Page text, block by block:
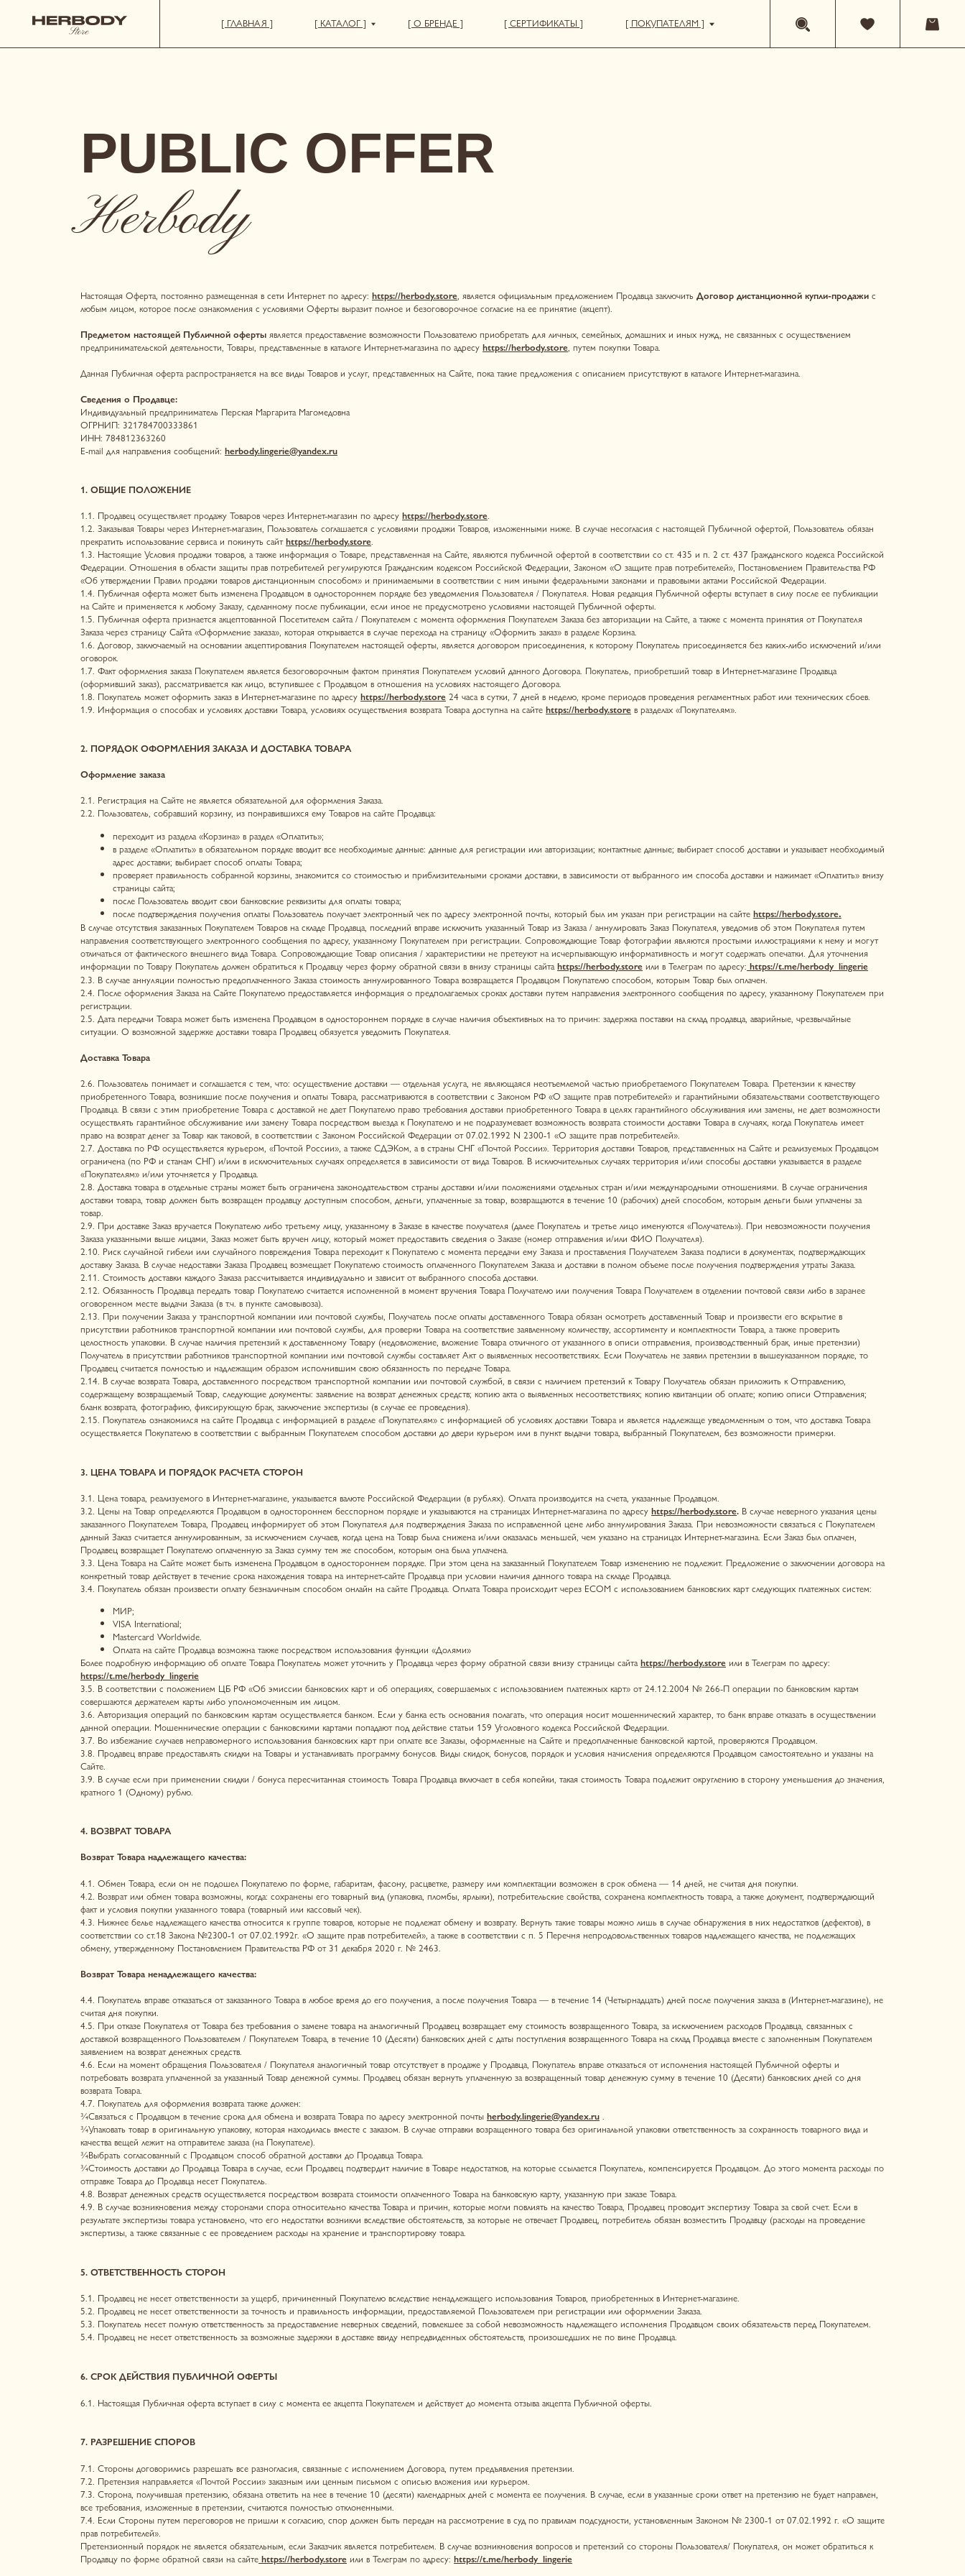
[ ГЛАВНАЯ ] [ О БРЕНДЕ ]
[ КАТАЛОГ ] [ ПОКУПАТЕЛЯМ ]
[ СЕРТИФИКАТЫ ]
Предметом настоящей Публичной офертыявляется предоставление возможности Пользователю приобретать для личных, семейных, домашних и иных нужд, не связанных с осуществлением
предпринимательской деятельности, Товары, представленные в каталоге Интернет-магазина по адресуhttps://herbody.store, путем покупки Товара.
Данная Публичная оферта распространяется на все виды Товаров и услуг, представленных на Сайте, пока такие предложения с описанием присутствуют в каталоге Интернет-магазина.
Сведения о Продавце:
Индивидуальный предприниматель Перская Маргарита Магомедовна
ОГРНИП: 321784700333861
E-mail для направления сообщений:
1. ОБЩИЕ ПОЛОЖЕНИЕ
1.1. Продавец осуществляет продажу Товаров через Интернет-магазин по адресу
1.3. Настоящие Условия продажи товаров, а также информация о Товаре, представленная на Сайте, являются публичной офертой в соответствии со ст. 435 и п. 2 ст. 437 Гражданского кодекса Российской
«Об утверждении Правил продажи товаров дистанционным способом» и принимаемыми в соответствии с ним иными федеральными законами и правовыми актами Российской Федерации.
1.4. Публичная оферта может быть изменена Продавцом в одностороннем порядке без уведомления Пользователя / Покупателя. Новая редакция Публичной оферты вступает в силу после ее публикации
на Сайте и применяется к любому Заказу, сделанному после публикации, если иное не предусмотрено условиями настоящей Публичной оферты.
1.5. Публичная оферта признается акцептованной Посетителем сайта / Покупателем с момента оформления Покупателем Заказа без авторизации на Сайте, а также с момента принятия от Покупателя
Заказа через страницу Сайта «Оформление заказа», которая открывается в случае перехода на страницу «Оформить заказ» в разделе Корзина.
1.6. Договор, заключаемый на основании акцептирования Покупателем настоящей оферты, является договором присоединения, к которому Покупатель присоединяется без каких-либо исключений и/или
оговорок.
1.7. Факт оформления заказа Покупателем является безоговорочным фактом принятия Покупателем условий данного Договора. Покупатель, приобретший товар в Интернет-магазине Продавца
(оформивший заказ), рассматривается как лицо, вступившее с Продавцом в отношения на условиях настоящего Договора.
1.8. Покупатель может оформить заказ в Интернет-магазине по адресуhttps://herbody.store24 часа в сутки, 7 дней в неделю, кроме периодов проведения регламентных работ или технических сбоев.
1.9. Информация о способах и условиях доставки Товара, условиях осуществления возврата Товара доступна на сайте https://herbody.store в разделах «Покупателям».
2. ПОРЯДОК ОФОРМЛЕНИЯ ЗАКАЗА И ДОСТАВКА ТОВАРА
Оформление заказа
2.1. Регистрация на Сайте не является обязательной для оформления Заказа.
переходит из раздела «Корзина» в раздел «Оплатить»;
в разделе «Оплатить» в обязательном порядке вводит все необходимые данные: данные для регистрации или авторизации; контактные данные; выбирает способ доставки и указывает необходимый
проверяет правильность собранной корзины, знакомится со стоимостью и приблизительными сроками доставки, в зависимости от выбранного им способа доставки и нажимает «Оплатить» внизу
после Пользователь вводит свои банковские реквизиты для оплаты товара;
после подтверждения получения оплаты Пользователь получает электронный чек по адресу электронной почты, который был им указан при регистрации на сайте
направления соответствующего электронного сообщения по адресу, указанному Покупателем при регистрации. Сопровождающие Товар фотографии являются простыми иллюстрациями к нему и могут
отличаться от фактического внешнего вида Товара. Сопровождающие Товар описания / характеристики не претеуют на исчерпывающую информативность и могут содержать опечатки. Для уточнения
информации по Товару Покупатель должен обратиться к Продавцу через форму обратной связи в внизу страницы сайта
2.3. В случае аннуляции полностью предоплаченного Заказа стоимость аннулированного Товара возвращается Продавцом Покупателю способом, которым Товар был оплачен.
2.4. После оформления Заказа на Сайте Покупателю предоставляется информация о предполагаемых сроках доставки путем направления электронного сообщения по адресу, указанному Покупателем при
регистрации.
2.5. Дата передачи Товара может быть изменена Продавцом в одностороннем порядке в случае наличия объективных на то причин: задержка поставки на склад продавца, аварийные, чрезвычайные
ситуации. О возможной задержке доставки товара Продавец обязуется уведомить Покупателя.
Доставка Товара
2.6. Пользователь понимает и соглашается с тем, что: осуществление доставки — отдельная услуга, не являющаяся неотъемлемой частью приобретаемого Покупателем Товара. Претензии к качеству
приобретенного Товара, возникшие после получения и оплаты Товара, рассматриваются в соответствии с Законом РФ «О защите прав потребителей» и гарантийными обязательствами соответствующего
Продавца. В связи с этим приобретение Товара с доставкой не дает Покупателю право требования доставки приобретенного Товара в целях гарантийного обслуживания или замены, не дает возможности
осуществлять гарантийное обслуживание или замену Товара посредством выезда к Покупателю и не подразумевает возможность возврата стоимости доставки Товара в случаях, когда Покупатель имеет
право на возврат денег за Товар как таковой, в соответствии с Законом Российской Федерации от 07.02.1992 N 2300-1 «О защите прав потребителей».
2.7. Доставка по РФ осуществляется курьером, «Почтой России», а также СДЭКом, а в страны СНГ «Почтой России». Территория доставки Товаров, представленных на Сайте и реализуемых Продавцом
ограничена (по РФ и станам СНГ) и/или в исключительных случаях определяется в зависимости от вида Товаров. В исключительных случаях территория и/или способы доставки указывается в разделе
2.8. Доставка товара в отдельные страны может быть ограничена законодательством страны доставки и/или положениями отдельных стран и/или международными отношениями. В случае ограничения
товар.
2.9. При доставке Заказ вручается Покупателю либо третьему лицу, указанному в Заказе в качестве получателя (далее Покупатель и третье лицо именуются «Получатель»). При невозможности получения
Заказа указанными выше лицами, Заказ может быть вручен лицу, который может предоставить сведения о Заказе (номер отправления и/или ФИО Получателя).
2.10. Риск случайной гибели или случайного повреждения Товара переходит к Покупателю с момента передачи ему Заказа и проставления Получателем Заказа подписи в документах, подтверждающих
доставку Заказа. В случае недоставки Заказа Продавец возмещает Покупателю стоимость оплаченного Покупателем Заказа и доставки в полном объеме после получения подтверждения утраты Заказа.
2.11. Стоимость доставки каждого Заказа рассчитывается индивидуально и зависит от выбранного способа доставки.
2.12. Обязанность Продавца передать товар Покупателю считается исполненной в момент вручения Товара Получателю или получения Товара Получателем в отделении почтовой связи либо в заранее
оговоренном месте выдачи Заказа (в т.ч. в пункте самовывоза).
2.13. При получении Заказа у транспортной компании или почтовой службы, Получатель после оплаты доставленного Товара обязан осмотреть доставленный Товар и произвести его вскрытие в
присутствии работников транспортной компании или почтовой службы, для проверки Товара на соответствие заявленному количеству, ассортименту и комплектности Товара, а также проверить
целостность упаковки. В случае наличия претензий к доставленному Товару (недовложение, вложение Товара отличного от указанного в описи отправления, производственный брак, иные претензии)
Получатель в присутствии работников транспортной компании или почтовой службы составляет Акт о выявленных несоответствиях. Если Получатель не заявил претензии в вышеуказанном порядке, то
Продавец считается полностью и надлежащим образом исполнившим свою обязанность по передаче Товара.
2.14. В случае возврата Товара, доставленного посредством транспортной компании или почтовой службой, в связи с наличием претензий к Товару Получатель обязан приложить к Отправлению,
содержащему возвращаемый Товар, следующие документы: заявление на возврат денежных средств; копию акта о выявленных несоответствиях; копию квитанции об оплате; копию описи Отправления;
бланк возврата, фотографию, фиксирующую брак, заключение экспертизы (в случае ее проведения).
2.15. Покупатель ознакомился на сайте Продавца с информацией в разделе «Покупателям» с информацией об условиях доставки Товара и является надлежаще уведомленным о том, что доставка Товара
осуществляется Покупателю в соответствии с выбранным Покупателем способом доставки до двери курьером или в пункт выдачи товара, выбранный Покупателем, без возможности примерки.
3. ЦЕНА ТОВАРА И ПОРЯДОК РАСЧЕТА СТОРОН
3.1. Цена товара, реализуемого в Интернет-магазине, указывается валюте Российской Федерации (в рублях). Оплата производится на счета, указанные Продавцом.
3.2. Цены на Товар определяются Продавцом в одностороннем бесспорном порядке и указываются на страницах Интернет-магазина по адресу https://herbody.store.В случае неверного указания цены
заказанного Покупателем Товара, Продавец информирует об этом Покупателя для подтверждения Заказа по исправленной цене либо аннулирования Заказа. При невозможности связаться с Покупателем
данный Заказ считается аннулированным, за исключением случаев, когда цена на Товар была снижена и/или оказалась меньшей, чем указано на страницах Интернет-магазина. Если Заказ был оплачен,
Продавец возвращает Покупателю оплаченную за Заказ сумму тем же способом, которым она была уплачена.
3.3. Цена Товара на Сайте может быть изменена Продавцом в одностороннем порядке. При этом цена на заказанный Покупателем Товар изменению не подлежит. Предложение о заключении договора на
конкретный товар действует в течение срока нахождения товара на интернет-сайте Продавца при условии наличия данного товара на складе Продавца.
3.4. Покупатель обязан произвести оплату безналичным способом онлайн на сайте Продавца. Оплата Товара происходит через ECOM с использованием банковских карт следующих платежных систем:
МИР;
Оплата на сайте Продавца возможна также посредством использования функции «Долями»
https://t.me/herbody_lingerie
3.5. В соответствии с положением ЦБ РФ «Об эмиссии банковских карт и об операциях, совершаемых с использованием платежных карт» от 24.12.2004 № 266-П операции по банковским картам
совершаются держателем карты либо уполномоченным им лицом.
3.6. Авторизация операций по банковским картам осуществляется банком. Если у банка есть основания полагать, что операция носит мошеннический характер, то банк вправе отказать в осуществлении
данной операции. Мошеннические операции с банковскими картами попадают под действие статьи 159 Уголовного кодекса Российской Федерации.
3.7. Во избежание случаев неправомерного использования банковских карт при оплате все Заказы, оформленные на Сайте и предоплаченные банковской картой, проверяются Продавцом.
3.8. Продавец вправе предоставлять скидки на Товары и устанавливать программу бонусов. Виды скидок, бонусов, порядок и условия начисления определяются Продавцом самостоятельно и указаны на
Сайте.
3.9. В случае если при применении скидки / бонуса пересчитанная стоимость Товара Продавца включает в себя копейки, такая стоимость Товара подлежит округлению в сторону уменьшения до значения,
4. ВОЗВРАТ ТОВАРА
Возврат Товара надлежащего качества:
4.1. Обмен Товара, если он не подошел Покупателю по форме, габаритам, фасону, расцветке, размеру или комплектации возможен в срок обмена — 14 дней, не считая дня покупки.
4.2. Возврат или обмен товара возможны, когда: сохранены его товарный вид (упаковка, пломбы, ярлыки), потребительские свойства, сохранена комплектность товара, а также документ, подтверждающий
факт и условия покупки указанного товара (товарный или кассовый чек).
4.3. Нижнее белье надлежащего качества относится к группе товаров, которые не подлежат обмену и возврату. Вернуть такие товары можно лишь в случае обнаружения в них недостатков (дефектов), в
соответствии со ст.18 Закона №2300-1 от 07.02.1992г. «О защите прав потребителей», а также в соответствии с п. 5 Перечня непродовольственных товаров надлежащего качества, не подлежащих
обмену, утвержденному Постановлением Правительства РФ от 31 декабря 2020 г. № 2463.
Возврат Товара ненадлежащего качества:
4.4. Покупатель вправе отказаться от заказанного Товара в любое время до его получения, а после получения Товара — в течение 14 (Четырнадцать) дней после получения заказа в (Интернет-магазине), не
считая дня покупки.
заявлением на возврат денежных средств.
потребовать возврата уплаченной за указанный Товар денежной суммы. Продавец обязан вернуть уплаченную за возвращенный товар денежную сумму в течение 10 (Десяти) банковских дней со дня
возврата Товара.
4.7. Покупатель для оформления возврата также должен:
¾Связаться с Продавцом в течение срока для обмена и возврата Товара по адресу электронной почтыherbody.lingerie@yandex.ru.
¾Упаковать товар в оригинальную упаковку, которая находилась вместе с заказом. В случае отправки возращенного товара без оригинальной упаковки ответственность за сохранность товарного вида и
качества вещей лежит на отправителе заказа (на Покупателе).
¾Выбрать согласованный с Продавцом способ обратной доставки до Продавца Товара.
¾Стоимость доставки до Продавца Товара в случае, если Продавец подтвердит наличие в Товаре недостатков, на которые ссылается Покупатель, компенсируется Продавцом. До этого момента расходы по
отправке Товара до Продавца несет Покупатель.
4.9. В случае возникновения между сторонами спора относительно качества Товара и причин, которые могли повлиять на качество Товара, Продавец проводит экспертизу Товара за свой счет. Если в
результате экспертизы товара установлено, что его недостатки возникли вследствие обстоятельств, за которые не отвечает Продавец, потребитель обязан возместить Продавцу (расходы на проведение
5. ОТВЕТСТВЕННОСТЬ СТОРОН
5.1. Продавец не несет ответственности за ущерб, причиненный Покупателю вследствие ненадлежащего использования Товаров, приобретенных в Интернет-магазине.
5.2. Продавец не несет ответственности за точность и правильность информации, предоставляемой Пользователем при регистрации или оформлении Заказа.
5.3. Покупатель несет полную ответственность за предоставление неверных сведений, повлекшее за собой невозможность надлежащего исполнения Продавцом своих обязательств перед Покупателем.
5.4. Продавец не несет ответственность за возможные задержки в доставке ввиду непредвиденных обстоятельств, произошедших не по вине Продавца.
6. СРОК ДЕЙСТВИЯ ПУБЛИЧНОЙ ОФЕРТЫ
6.1. Настоящая Публичная оферта вступает в силу с момента ее акцепта Покупателем и действует до момента отзыва акцепта Публичной оферты.
7. РАЗРЕШЕНИЕ СПОРОВ
7.1. Стороны договорились разрешать все разногласия, связанные с исполнением Договора, путем предъявления претензии.
7.2. Претензия направляется «Почтой России» заказным или ценным письмом с описью вложения или курьером.
7.3. Сторона, получившая претензию, обязана ответить на нее в течение 10 (десяти) календарных дней с момента ее получения. В случае, если в указанные сроки ответ на претензию не будет направлен,
все требования, изложенные в претензии, считаются полностью отклоненными.
Претензионный порядок не является обязательным, если Заказчик является потребителем. В случае возникновения вопросов и претензий со стороны Пользователя/ Покупателя, он может обратиться к
8. ФОРС-МАЖОР
8.1. Стороны освобождаются от ответственности за полное или частичное неисполнение обязательств по настоящему Договору, если докажут, что надлежащее исполнение обязательств оказалось
ограничиваясь: наводнения, пожары, землетрясения и другие стихийные бедствия, войны и военные действия, а также действия и акты, издаваемые органами государственной власти или местного
8.3.Сторона, для которой создалась ситуация невозможности выполнения обязательств по Договору, должна в течение 5 (пяти) календарных дней направить другой стороне заказным письмом или
способом, указанным в разделе 9 настоящей Оферты, уведомление о наступлении и продолжительности действия указанных выше обстоятельств, подтвержденных справкой компетентного
обстоятельства продлятся более 10 (десяти) календарных дней, то Стороны проводят переговоры для согласования новых условий Договора.
9. ПРОЧИЕ УСЛОВИЯ
9.1. Сообщая Продавцу свой e-mail (адрес электронной почты) и номер телефона, Посетитель сайта
Продавцом, а также третьими лицами, привлекаемыми им для целей выполнения обязательств перед Посетителями сайта / Покупателями, в целях осуществления рассылок рекламного и
информационного характера, содержащих информацию о скидках, предстоящих и действующих акциях и других мероприятиях Продавца, о передаче заказа в доставку, а также иную информацию,
непосредственно связанную с выполнением обязательств Покупателем в рамках настоящей Публичной оферты.
9.2. Персональные данные Пользователя / Покупателя обрабатываются в соответствии с Федеральным законом «О персональных данных» № 152-ФЗ, а также в соответствии с Политикой
конфиденциальности ИП Перской М.М. которая находится в свободном доступе для ознакомления Пользователя / Покупателя на сайте Продавца
Herbody
PUBLIC OFFER